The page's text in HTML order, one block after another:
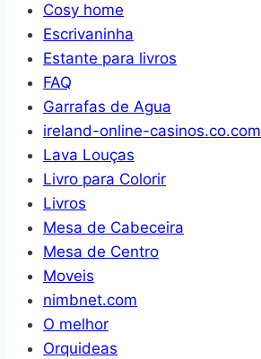
Cosy home
Escrivaninha
Estante para livros
FAQ
Garrafas de Agua
ireland-online-casinos.co.com
Lava Louças
Livro para Colorir
Livros
Mesa de Cabeceira
Mesa de Centro
Moveis
nimbnet.com
O melhor
Orquideas